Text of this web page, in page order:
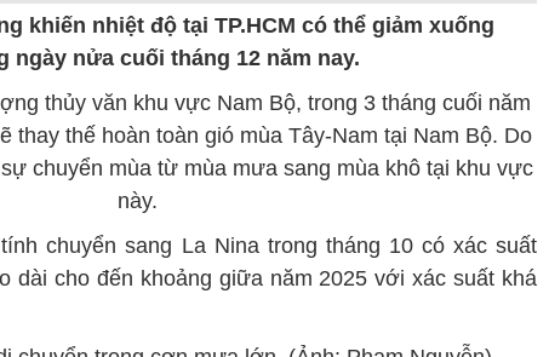
khiến nhiệt độ tại TP.HCM có thể giảm xuống
nửa cuối tháng 12 năm nay.
thủy văn khu vực Nam Bộ, trong 3 tháng cuối năm
thay thế hoàn toàn gió mùa Tây-Nam tại Nam Bộ. Do
chuyển mùa từ mùa mưa sang mùa khô tại khu vực
này.
chuyển sang La Nina trong tháng 10 có xác suất
dài cho đến khoảng giữa năm 2025 với xác suất khá